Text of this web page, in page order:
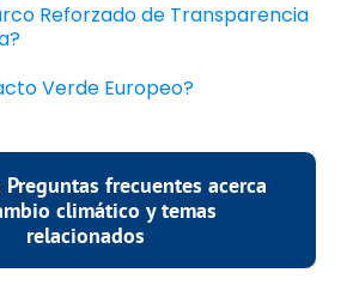
Reforzado de Transparencia
Verde Europeo?
Preguntas frecuentes acerca
climático y temas
relacionados